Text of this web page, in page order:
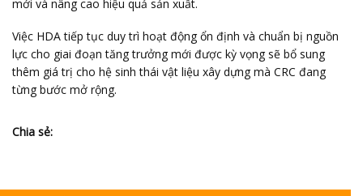
mới và nâng cao hiệu quả sản xuất.
Việc HDA tiếp tục duy trì hoạt động ổn định và chuẩn bị nguồn
lực cho giai đoạn tăng trưởng mới được kỳ vọng sẽ bổ sung
thêm giá trị cho hệ sinh thái vật liệu xây dựng mà CRC đang
từng bước mở rộng.
Chia sẻ: